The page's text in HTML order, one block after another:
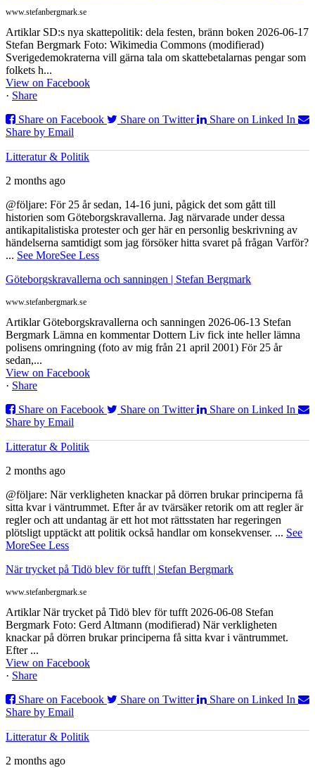
www.stefanbergmark.se
Artiklar SD:s nya skattepolitik: dela festen, bränn boken 2026-06-17
Stefan Bergmark Foto: Wikimedia Commons (modifierad)
Sverigedemokraterna vill gärna tala om skattebetalarnas pengar som
folkets h...
View on Facebook
· Share
Share on Facebook
Share on Twitter
Share on Linked In
Share by Email
Litteratur & Politik
2 months ago
@följare: För 25 år sedan, 14-16 juni, pågick det som gått till
historien som Göteborgskravallerna. Jag närvarade under dessa
antikapitalistiska protester och ger här en personlig beskrivning av
händelserna samtidigt som jag försöker hitta svaret på frågan Varför?
... See MoreSee Less
Göteborgskravallerna och sanningen | Stefan Bergmark
www.stefanbergmark.se
Artiklar Göteborgskravallerna och sanningen 2026-06-13 Stefan
Bergmark Lämna en kommentar Dottern Liv fick inte heller lämna
polisens omringning (foto av mig från 21 april 2001) För 25 år
sedan,...
View on Facebook
· Share
Share on Facebook
Share on Twitter
Share on Linked In
Share by Email
Litteratur & Politik
2 months ago
@följare: När verkligheten knackar på dörren brukar principerna få
sitta kvar i väntrummet. Efter år av tvärsäker retorik om att regler är
regler och att undantag är ett hot mot rättsstaten har regeringen
plötsligt upptäckt att politik också handlar om konsekvenser. ... See
MoreSee Less
När trycket på Tidö blev för tufft | Stefan Bergmark
www.stefanbergmark.se
Artiklar När trycket på Tidö blev för tufft 2026-06-08 Stefan
Bergmark Foto: Gerd Altmann (modifierad) När verkligheten
knackar på dörren brukar principerna få sitta kvar i väntrummet.
Efter ...
View on Facebook
· Share
Share on Facebook
Share on Twitter
Share on Linked In
Share by Email
Litteratur & Politik
2 months ago